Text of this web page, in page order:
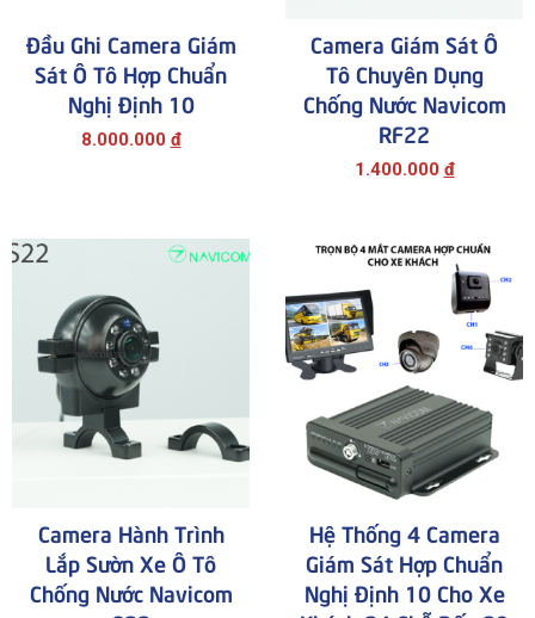
Đầu Ghi Camera Giám
Sát Ô Tô Hợp Chuẩn
Nghị Định 10
8.000.000 đ
Camera Giám Sát Ô
Tô Chuyên Dụng
Chống Nước Navicom
RF22
1.400.000 đ
Camera Hành Trình
Lắp Sườn Xe Ô Tô
Chống Nước Navicom
Hệ Thống 4 Camera
Giám Sát Hợp Chuẩn
Nghị Định 10 Cho Xe